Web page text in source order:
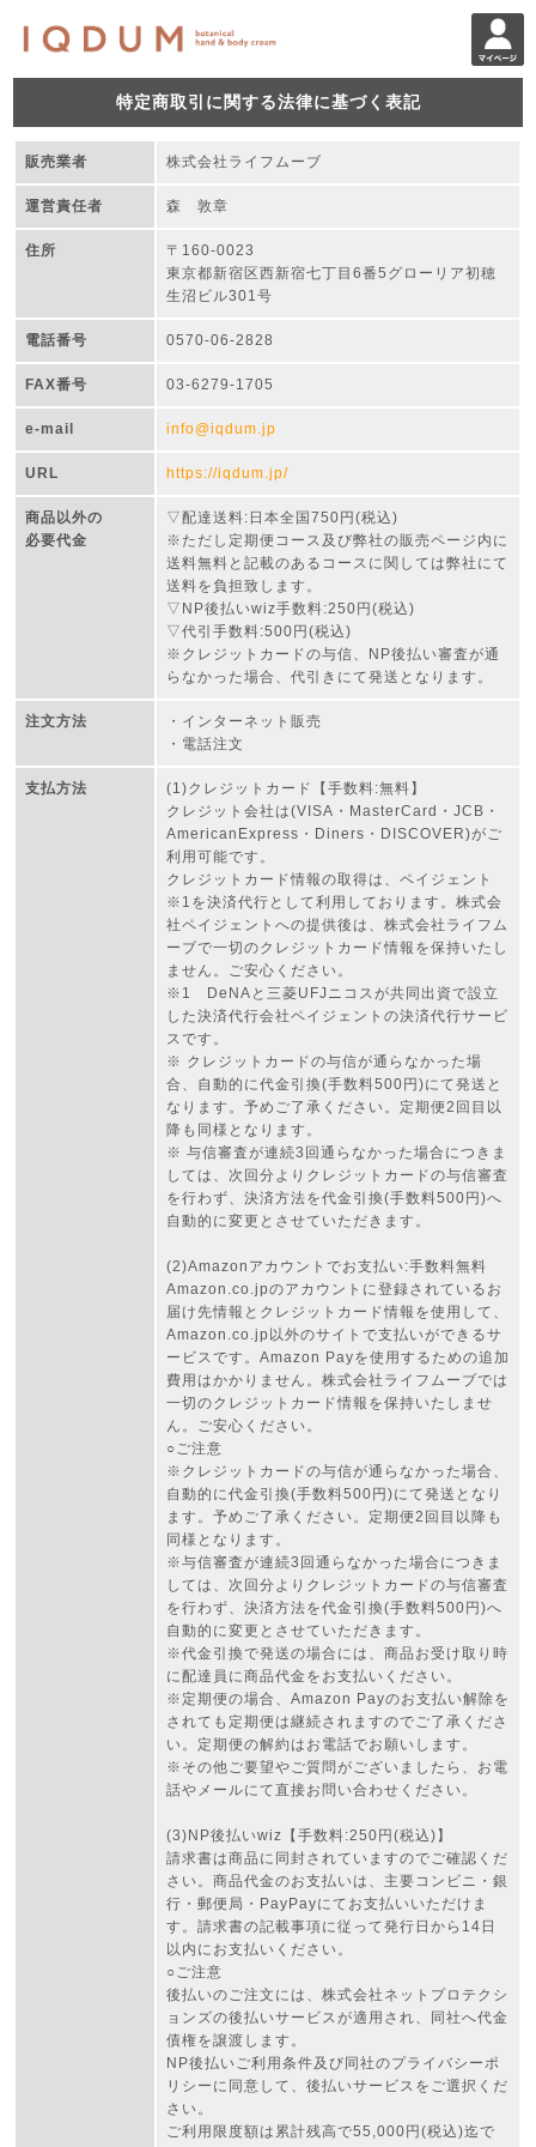
特定商取引に関する法律に基づく表記
販売業者 株式会社ライフムーブ
運営責任者 森 敦章
住所
〒160-0023
東京都新宿区西新宿七丁目6番5グローリア初穂
生沼ビル301号
電話番号 0570-06-2828
FAX番号 03-6279-1705
e-mail info@iqdum.jp
URL https://iqdum.jp/
商品以外の
必要代金
▽配達送料:日本全国750円(税込)
※ただし定期便コース及び弊社の販売ページ内に
送料無料と記載のあるコースに関しては弊社にて
送料を負担致します。
▽NP後払いwiz手数料:250円(税込)
▽代引手数料:500円(税込)
※クレジットカードの与信、NP後払い審査が通
らなかった場合、代引きにて発送となります。
注文方法
・インターネット販売
・電話注文
支払方法
(1)クレジットカード【手数料:無料】
クレジット会社は(VISA・MasterCard・JCB・
AmericanExpress・Diners・DISCOVER)がご
利用可能です。
クレジットカード情報の取得は、ペイジェント
※1を決済代行として利用しております。株式会
社ペイジェントへの提供後は、株式会社ライフム
ーブで一切のクレジットカード情報を保持いたし
ません。ご安心ください。
※1 DeNAと三菱UFJニコスが共同出資で設立
した決済代行会社ペイジェントの決済代行サービ
スです。
※ クレジットカードの与信が通らなかった場
合、自動的に代金引換(手数料500円)にて発送と
なります。予めご了承ください。定期便2回目以
降も同様となります。
※ 与信審査が連続3回通らなかった場合につきま
しては、次回分よりクレジットカードの与信審査
を行わず、決済方法を代金引換(手数料500円)へ
自動的に変更とさせていただきます。
(2)Amazonアカウントでお支払い:手数料無料
Amazon.co.jpのアカウントに登録されているお
届け先情報とクレジットカード情報を使用して、
Amazon.co.jp以外のサイトで支払いができるサ
ービスです。Amazon Payを使用するための追加
費用はかかりません。株式会社ライフムーブでは
一切のクレジットカード情報を保持いたしませ
ん。ご安心ください。
○ご注意
※クレジットカードの与信が通らなかった場合、
自動的に代金引換(手数料500円)にて発送となり
ます。予めご了承ください。定期便2回目以降も
同様となります。
※与信審査が連続3回通らなかった場合につきま
しては、次回分よりクレジットカードの与信審査
を行わず、決済方法を代金引換(手数料500円)へ
自動的に変更とさせていただきます。
※代金引換で発送の場合には、商品お受け取り時
に配達員に商品代金をお支払いください。
※定期便の場合、Amazon Payのお支払い解除を
されても定期便は継続されますのでご了承くださ
い。定期便の解約はお電話でお願いします。
※その他ご要望やご質問がございましたら、お電
話やメールにて直接お問い合わせください。
(3)NP後払いwiz【手数料:250円(税込)】
請求書は商品に同封されていますのでご確認くだ
さい。商品代金のお支払いは、主要コンビニ・銀
行・郵便局・PayPayにてお支払いいただけま
す。請求書の記載事項に従って発行日から14日
以内にお支払いください。
○ご注意
後払いのご注文には、株式会社ネットプロテクシ
ョンズの後払いサービスが適用され、同社へ代金
債権を譲渡します。
NP後払いご利用条件及び同社のプライバシーポ
リシー に同意して、後払いサービスをご選択くだ
さい。
ご利用限度額は累計残高で55,000円(税込)迄で